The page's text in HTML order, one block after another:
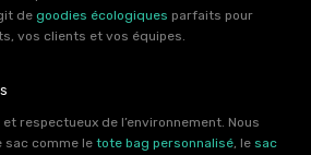
de goodies écologiques parfaits pour
vos clients et vos équipes.
respectueux de l’environnement. Nous
sac comme le tote bag personnalisé, le sac